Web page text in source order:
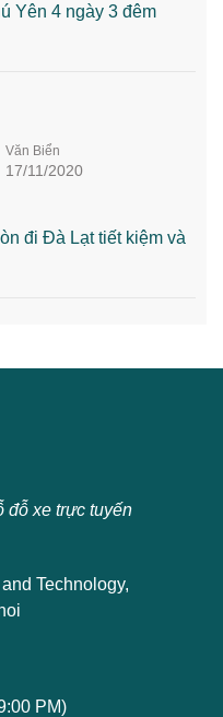
Yên 4 ngày 3 đêm
Văn Biển
17/11/2020
đi Đà Lạt tiết kiệm và
đỗ xe trực tuyến
Technology,
PM)